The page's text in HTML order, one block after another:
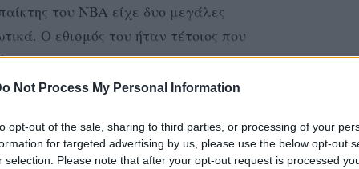
Not Process My Personal Information
opt-out of the sale, sharing to third parties, or processing of your
for targeted advertising by us, please use the below opt-out
selection. Please note that after your opt-out request is processed
του NBA είχε δυο μεγάλες
Ο εθισμός του ήταν τέτοιος που
Kardashian ενώ ήταν παντρεμένοι και
ουσίες και στις γυναίκες τον έκαναν
το πέος του μέσα στο παντελόνι